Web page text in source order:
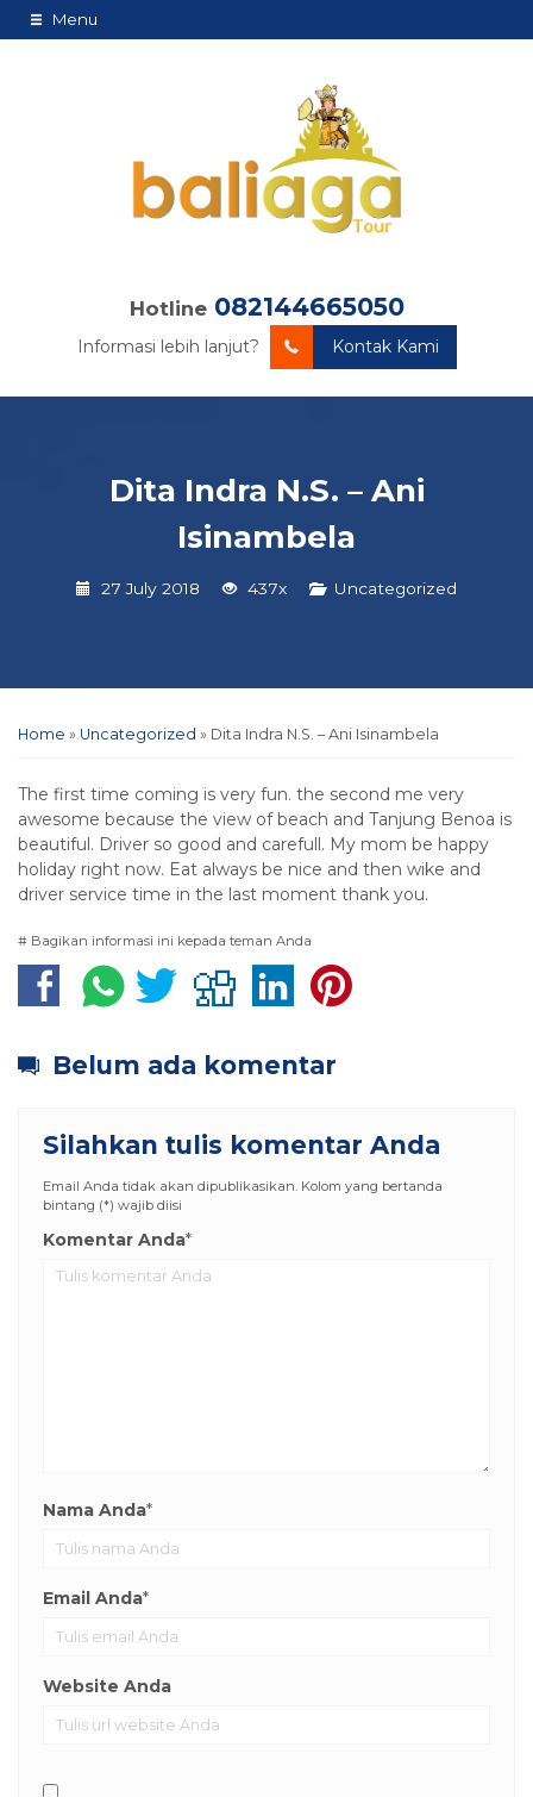
Menu
Hotline 082144665050
Informasi lebih lanjut? Kontak Kami
Dita Indra N.S. – Ani
Isinambela
27 July 2018 437x Uncategorized
Home » Uncategorized » Dita Indra N.S. – Ani Isinambela
The first time coming is very fun. the second me very
awesome because the view of beach and Tanjung Benoa is
beautiful. Driver so good and carefull. My mom be happy
holiday right now. Eat always be nice and then wike and
driver service time in the last moment thank you.
# Bagikan informasi ini kepada teman Anda
Belum ada komentar
Silahkan tulis komentar Anda
Email Anda tidak akan dipublikasikan. Kolom yang bertanda
bintang (*) wajib diisi
Komentar Anda*
Nama Anda*
Email Anda*
Website Anda